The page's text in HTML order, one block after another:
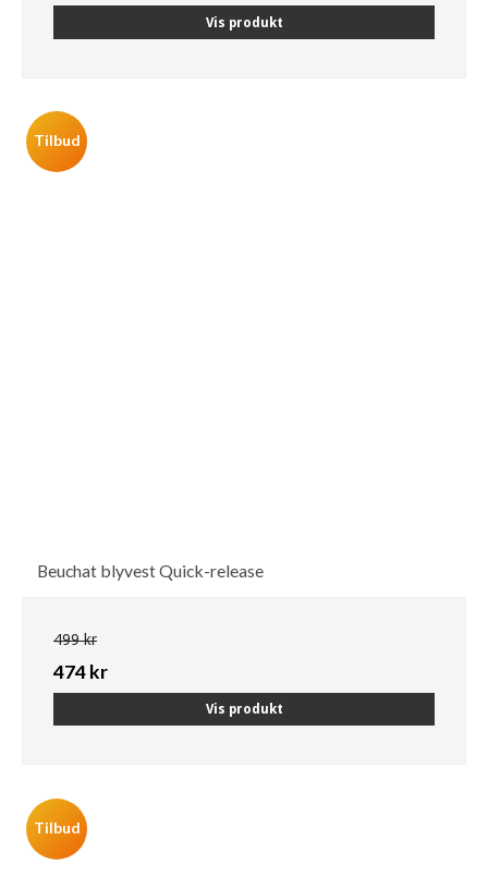
Vis produkt
Tilbud
Beuchat blyvest Quick-release
499 kr
474 kr
Vis produkt
Tilbud